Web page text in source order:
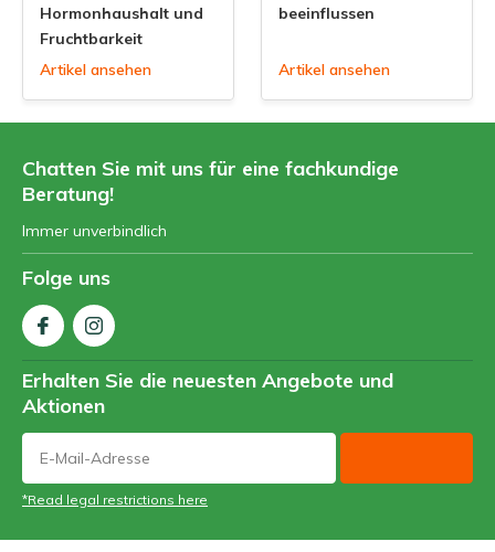
Hormonhaushalt und
Fruchtbarkeit
Artikel ansehen
beeinflussen
Artikel ansehen
Chatten Sie mit uns für eine fachkundige
Beratung!
Immer unverbindlich
Folge uns
Erhalten Sie die neuesten Angebote und
Aktionen
*Read legal restrictions here